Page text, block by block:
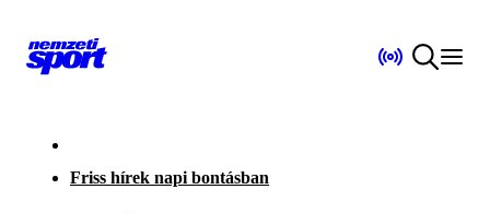
Friss hírek napi bontásban